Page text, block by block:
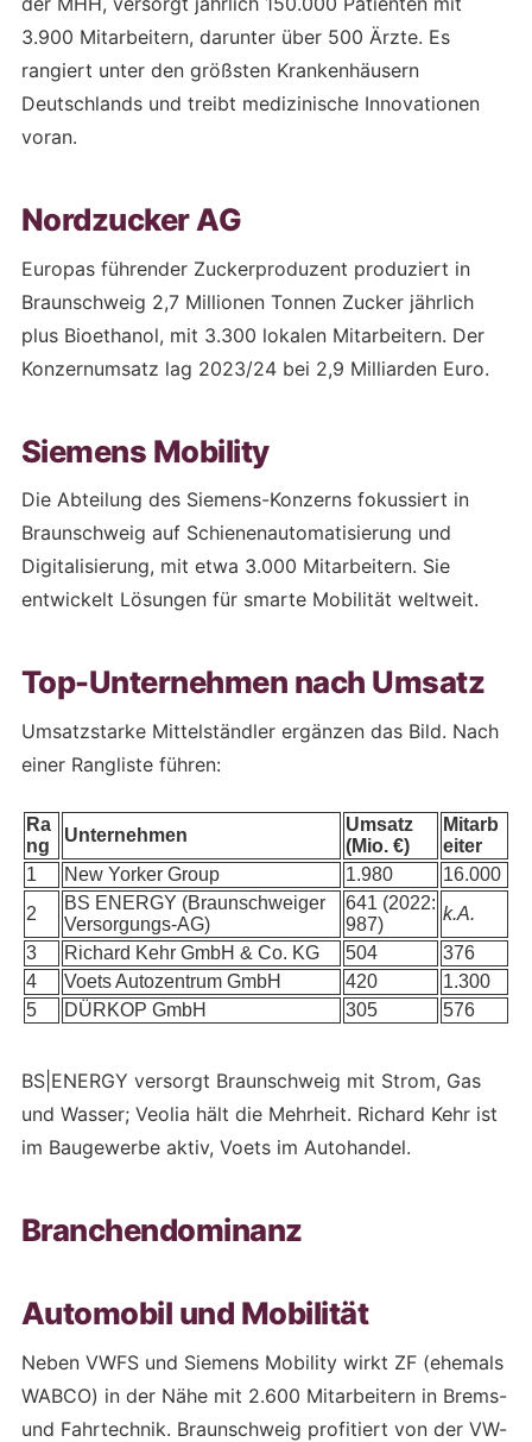
3.900 Mitarbeitern, darunter über 500 Ärzte. Es
rangiert unter den größsten Krankenhäusern
Deutschlands und treibt medizinische Innovationen
voran.
Nordzucker AG
Europas führender Zuckerproduzent produziert in
Braunschweig 2,7 Millionen Tonnen Zucker jährlich
plus Bioethanol, mit 3.300 lokalen Mitarbeitern. Der
Konzernumsatz lag 2023/24 bei 2,9 Milliarden Euro.
Siemens Mobility
Die Abteilung des Siemens-Konzerns fokussiert in
Braunschweig auf Schienenautomatisierung und
Digitalisierung, mit etwa 3.000 Mitarbeitern. Sie
entwickelt Lösungen für smarte Mobilität weltweit.
Top-Unternehmen nach Umsatz
Umsatzstarke Mittelständler ergänzen das Bild. Nach
einer Rangliste führen:
Ra
ng
Unternehmen
Umsatz
(Mio. €)
Mitarb
eiter
1
New Yorker Group 1.980
16.000
2
BS ENERGY (Braunschweiger
Versorgungs-AG)
641 (2022:
987)
k.A.
3
Richard Kehr GmbH & Co. KG 504
376
4
Voets Autozentrum GmbH 420
1.300
5
DÜRKOP GmbH 305 576
BS|ENERGY versorgt Braunschweig mit Strom, Gas
und Wasser; Veolia hält die Mehrheit. Richard Kehr ist
im Baugewerbe aktiv, Voets im Autohandel.
Branchendominanz
Automobil und Mobilität
Neben VWFS und Siemens Mobility wirkt ZF (ehemals
WABCO) in der Nähe mit 2.600 Mitarbeitern in Brems-
und Fahrtechnik. Braunschweig profitiert von der VW-